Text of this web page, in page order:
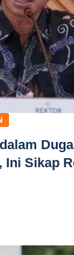
Ini Sikap